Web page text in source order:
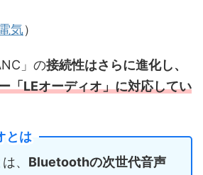
気）
」の接続性はさらに進化し、
「LEオーディオ」に対応してい
とは
、 Bluetoothの次世代音声